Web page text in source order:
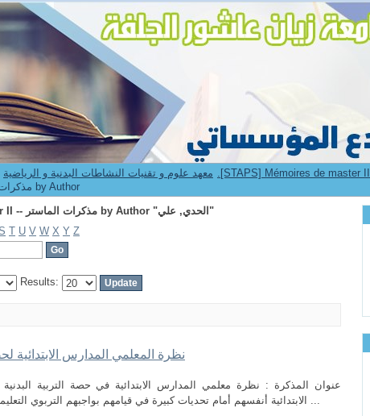
Browsing 2.[STAPS] Mémoires de master II -- مذكرات الماستر by Author "الحدي, علي"
9. Institut STAPS -- معهد علوم و تقنيات النشاطات البدنية و الرياضية
[STAPS] Mémoires de master II -- مذكرات الماستر by Author
Browsing 2.[STAPS] Mémoires de master II -- مذكرات الماستر by Author "الحدي, علي"
T U V W X Y Z
Results:
نظرة المعلمي المدارس الابتدائية
عنوان المذكرة : نظرة معلمي المدارس الابتدائية في حصة التربية
الابتدائية أنفسهم أمام تحديات كبيرة في قيامهم بواجبهم التربوي التعليمي نظرا لتعدد المهام الموكلة اليهم والمسؤولية ...